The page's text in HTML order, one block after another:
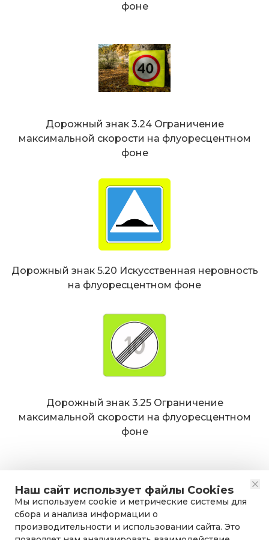
Наш сайт использует файлы Cookies
Мы используем cookie и метрические системы для
сбора и анализа информации о
производительности и использовании сайта. Это
фоне
Дорожный знак 3.24 Ограничение
максимальной скорости на флуоресцентном
фоне
Дорожный знак 5.20 Искусственная неровность
на флуоресцентном фоне
Дорожный знак 3.25 Ограничение
максимальной скорости на флуоресцентном
фоне